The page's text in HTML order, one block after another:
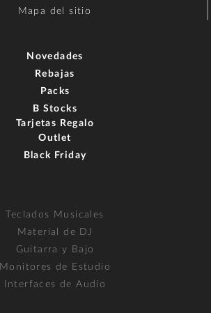
Mapa del sitio
Novedades
Rebajas
Packs
B Stocks
Tarjetas Regalo
Outlet
Black Friday
Teclados Musicales
Material de DJ
Guitarra y Bajo
Monitores de Estudio
Interfaces de Audio